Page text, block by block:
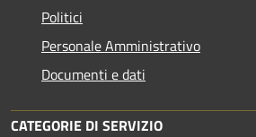
Politici
Personale Amministrativo
Documenti e dati
CATEGORIE DI SERVIZIO